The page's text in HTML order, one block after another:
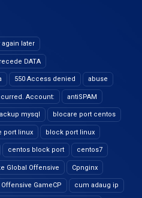
again later
DATA
550 Access denied abuse
Account: antiSPAM
mysql blocare port centos
port linux block port linux
centos block port centos7
Global Offensive Cpnginx
Offensive GameCP cum adaug ip